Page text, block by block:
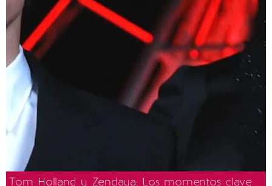
Tom Holland y Zendaya: Los momentos clave